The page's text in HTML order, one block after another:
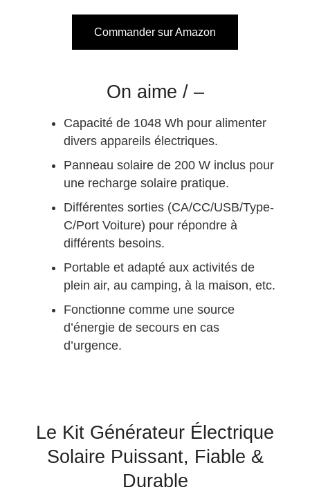
Commander sur Amazon
On aime / –
Capacité de 1048 Wh pour alimenter
divers appareils électriques.
Panneau solaire de 200 W inclus pour
une recharge solaire pratique.
Différentes sorties (CA/CC/USB/Type-
C/Port Voiture) pour répondre à
différents besoins.
Portable et adapté aux activités de
plein air, au camping, à la maison, etc.
Fonctionne comme une source
d’énergie de secours en cas
d’urgence.
Le Kit Générateur Électrique
Solaire Puissant, Fiable &
Durable